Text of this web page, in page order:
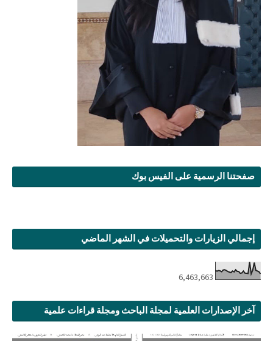
صفحتنا الرسمية على الفيس بوك
إجمالي الزيارات والتحميلات في الشهر الماضي
6,463,663
آخر الإصدارات العلمية لمجلة الباحث ومجلة قراءات علمية